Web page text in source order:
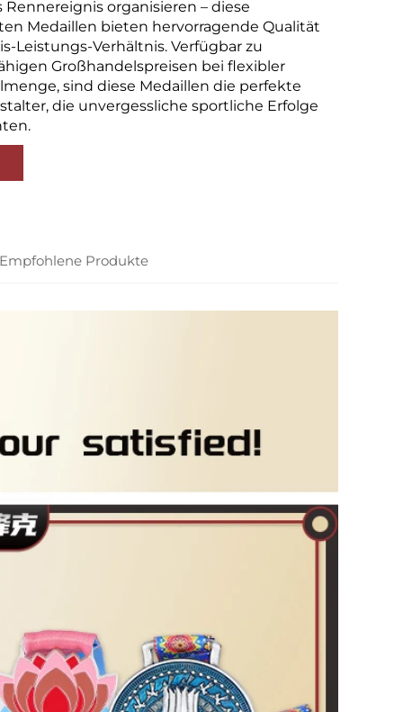
Rennereignis organisieren – diese
Medaillen bieten hervorragende Qualität
Leistungs-Verhältnis. Verfügbar zu
Großhandelspreisen bei flexibler
sind diese Medaillen die perfekte
die unvergessliche sportliche Erfolge
Empfohlene Produkte